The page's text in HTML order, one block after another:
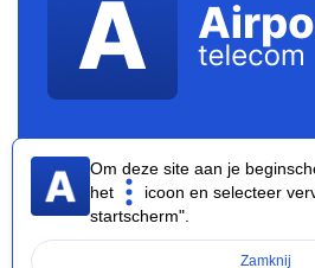
Airport Telecom
Om deze site aan je
het
icoon en selecteer
startscherm".
Zamknij